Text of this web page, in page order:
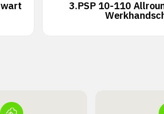
3.PSP 10-110